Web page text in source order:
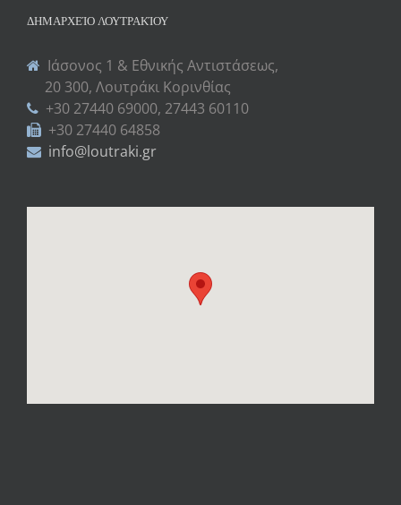
ΔΗΜΑΡΧΕΊΟ ΛΟΥΤΡΑΚΊΟΥ
Ιάσονος 1 & Εθνικής Αντιστάσεως,
20 300, Λουτράκι Κορινθίας
+30 27440 69000, 27443 60110
+30 27440 64858
info@loutraki.gr